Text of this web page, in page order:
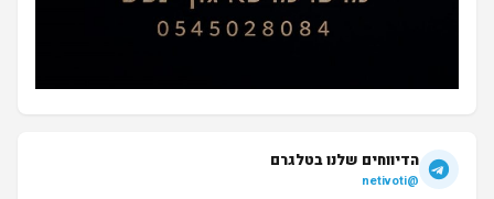
הדיווחים שלנו בטלגרם
@netivoti